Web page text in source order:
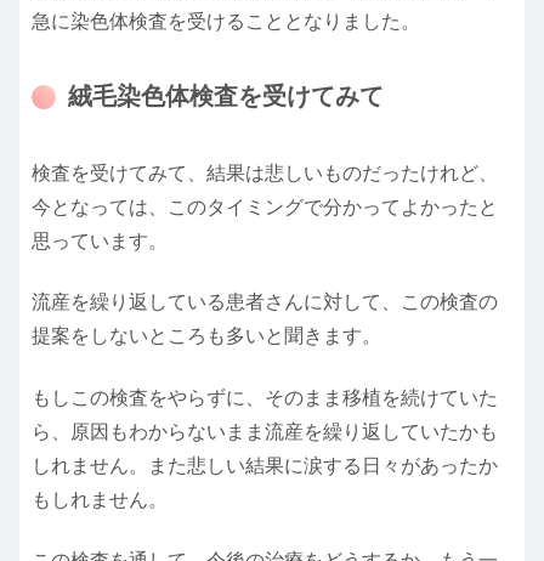
急に染色体検査を受けることとなりました。
絨毛染色体検査を受けてみて
検査を受けてみて、結果は悲しいものだったけれど、
今となっては、このタイミングで分かってよかったと
思っています。
流産を繰り返している患者さんに対して、この検査の
提案をしないところも多いと聞きます。
もしこの検査をやらずに、そのまま移植を続けていた
ら、原因もわからないまま流産を繰り返していたかも
しれません。また悲しい結果に涙する日々があったか
もしれません。